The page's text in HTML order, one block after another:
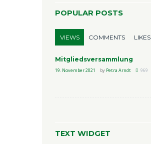
POPULAR POSTS
VIEWS COMMENTS LIKES
Mitgliedsversammlung
19. November 2021 by Petra Arndt 969
TEXT WIDGET